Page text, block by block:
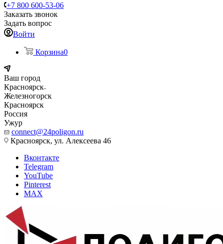
+7 800 600-53-06
Заказать звонок
Задать вопрос
Войти
Корзина0
Ваш город
Красноярск
Железногорск
Красноярск
Россия
Ужур
connect@24poligon.ru
Красноярск, ул. Алексеева 46
Вконтакте
Telegram
YouTube
Pinterest
MAX